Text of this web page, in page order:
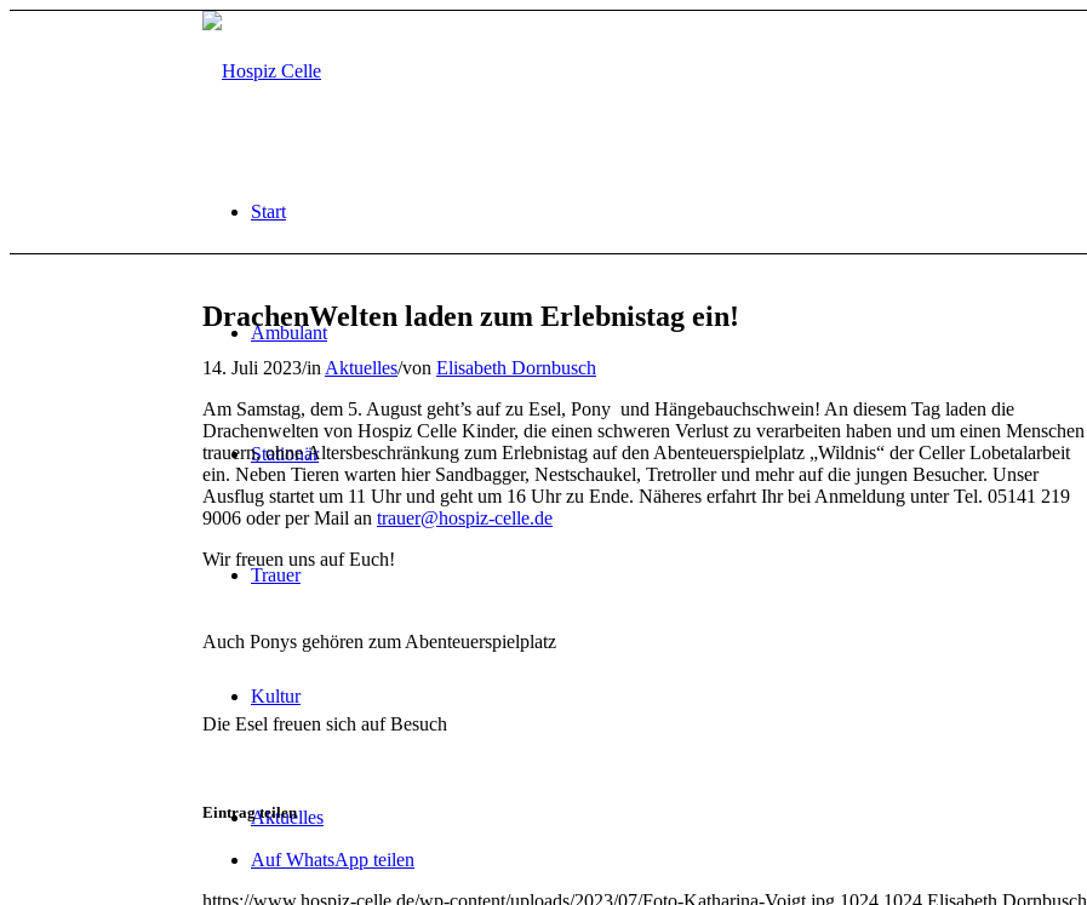
Start
Ambulant
Stationär
Trauer
Kultur
Aktuelles
DrachenWelten laden zum Erlebnistag ein!
14. Juli 2023/in Aktuelles/von Elisabeth Dornbusch
Am Samstag, dem 5. August geht’s auf zu Esel, Pony und Hängebauchschwein! An diesem Tag laden die
Drachenwelten von Hospiz Celle Kinder, die einen schweren Verlust zu verarbeiten haben und um einen Menschen
trauern, ohne Altersbeschränkung zum Erlebnistag auf den Abenteuerspielplatz „Wildnis“ der Celler Lobetalarbeit
ein. Neben Tieren warten hier Sandbagger, Nestschaukel, Tretroller und mehr auf die jungen Besucher. Unser
Ausflug startet um 11 Uhr und geht um 16 Uhr zu Ende. Näheres erfahrt Ihr bei Anmeldung unter Tel. 05141 219
9006 oder per Mail an trauer@hospiz-celle.de
Wir freuen uns auf Euch!
Auch Ponys gehören zum Abenteuerspielplatz
Die Esel freuen sich auf Besuch
Eintrag teilen
Auf WhatsApp teilen